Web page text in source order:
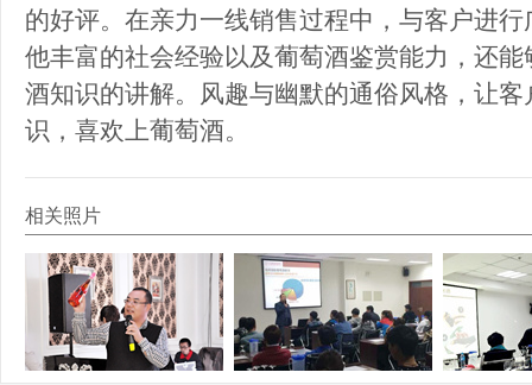
的好评。在亲力一线销售过程中，与客户进
他丰富的社会经验以及葡萄酒鉴赏能力，还
酒知识的讲解。风趣与幽默的通俗风格，让
识，喜欢上葡萄酒。
相关照片